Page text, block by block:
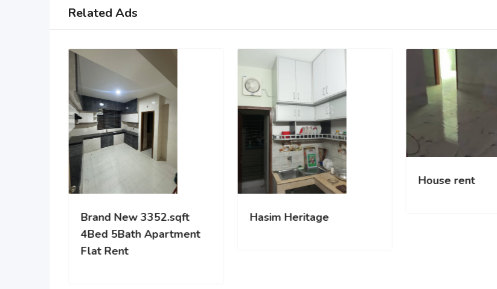
Related Ads
Scion the Liberty
Brand New 3352.sqft
4Bed 5Bath Apartment